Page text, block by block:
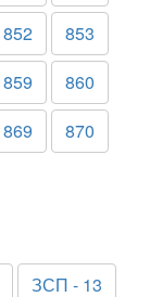
852
853
859
860
869
870
ЗСП - 13